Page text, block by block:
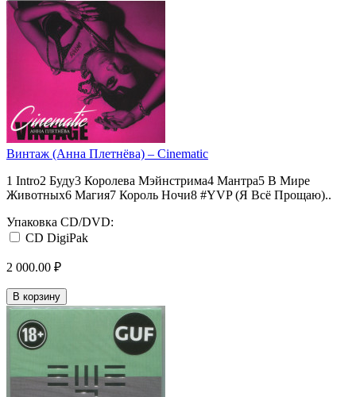
Винтаж (Анна Плетнёва) ‎– Cinematic
1 Intro2 Буду3 Королева Мэйнстрима4 Мантра5 В Мире
Животных6 Магия7 Король Ночи8 #YVP (Я Всё Прощаю)..
Упаковка CD/DVD:
CD DigiPak
2 000.00 ₽
В корзину